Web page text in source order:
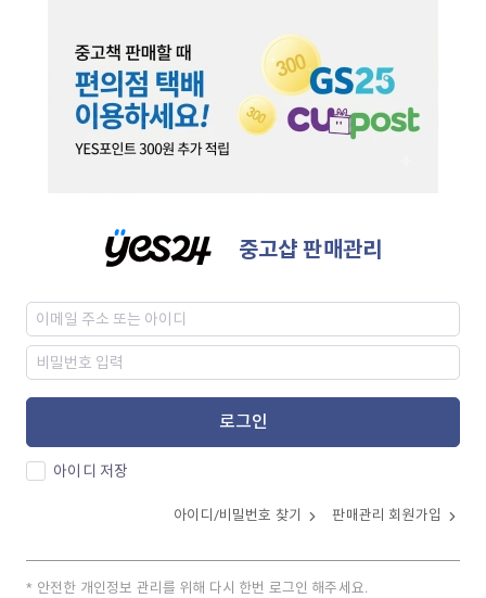
중고샵 판매관리
로그인
아이디 저장
아이디/비밀번호 찾기 판매관리 회원가입
안전한 개인정보 관리를 위해 다시 한번 로그인 해주세요.